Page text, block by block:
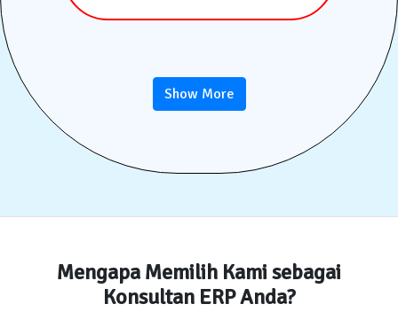
Show More
Mengapa Memilih Kami sebagai
Konsultan ERP Anda?